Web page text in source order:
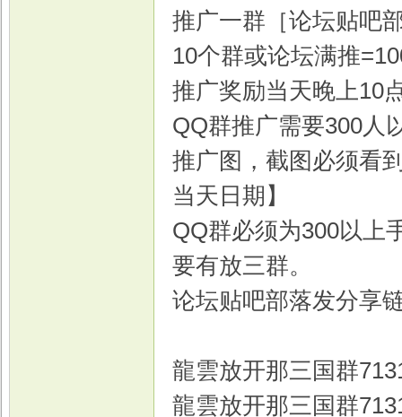
推广一群［论坛贴吧
10个群或论坛满推
推广奖励当天晚上10
QQ群推广需要300人
推广图，截图必须看
当天日期】
QQ群必须为300以上
要有放三群。
论坛贴吧部落发分享
龍雲放开那三国群
龍雲放开那三国群